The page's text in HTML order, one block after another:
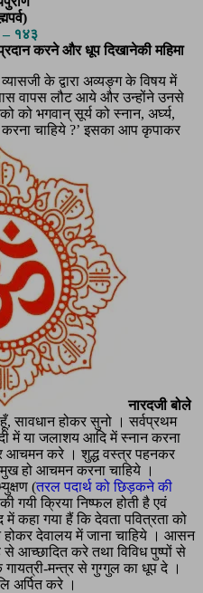
– १४३
करने और धूप दिखानेकी महिमा
के द्वारा अव्यङ्ग के विषय में
वापस लौट आये और उन्होंने उनसे
को भगवान् सूर्य को स्नान, अर्घ्य,
चाहिये ?’ इसका आप कृपाकर
नारदजी बोले
हूँ, सावधान होकर सुनो । सर्वप्रथम
में या जलाशय आदि में स्नान करना
आचमन करे । शुद्ध वस्त्र पहनकर
हो आचमन करना चाहिये ।
(तरल पदार्थ को छिड़कने की
गयी क्रिया निष्फल होती है एवं
कहा गया हैं कि देवता पवित्रता को
देवालय में जाना चाहिये । आसन
आच्छादित करे तथा विविध पुष्पों से
गायत्री-मन्त्र से गुग्गुल का धूप दे ।
अर्पित करे ।